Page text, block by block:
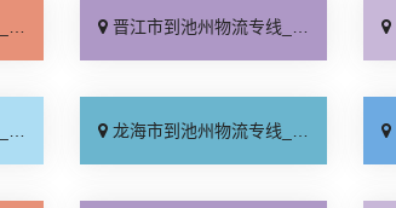
晋江市到池州物流专线_物流拼车「准时到货」
龙海市到池州物流专线_专线快运「天天发车」